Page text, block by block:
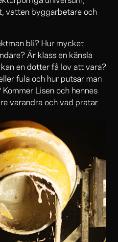
vatten byggarbetare och
bli? Hur mycket
Är klass en känsla
en dotter få lov att vara?
fula och hur putsar man
Lisen och hennes
varandra och vad pratar